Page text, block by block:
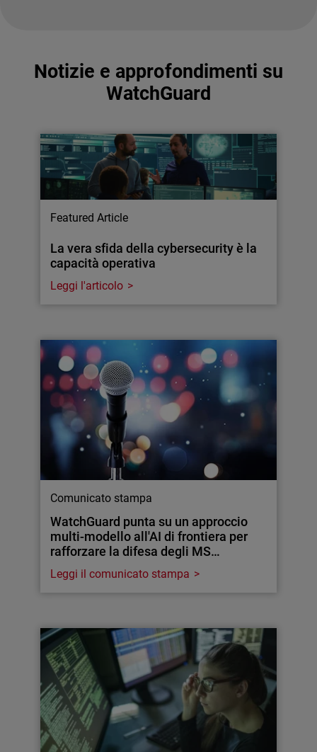
Notizie e approfondimenti su
WatchGuard
Featured Article
La vera sfida della cybersecurity è la
capacità operativa
Leggi l'articolo
Comunicato stampa
WatchGuard punta su un approccio
multi-modello all'AI di frontiera per
rafforzare la difesa degli MS…
Leggi il comunicato stampa